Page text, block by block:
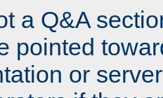
a Q&A
pointed
or